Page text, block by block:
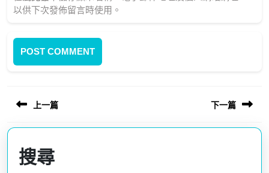
以供下次發佈留言時使用。
文
導
覽
上一篇
Previous
post:
下一篇
搜尋